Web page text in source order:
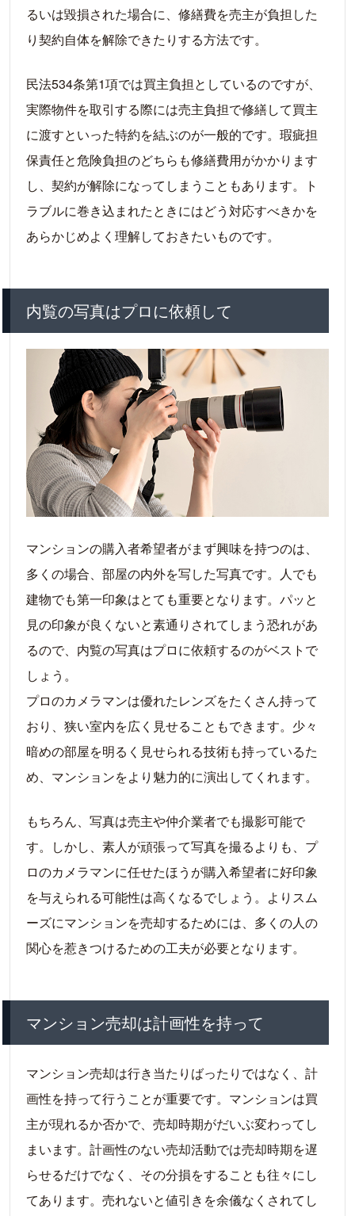
るいは毀損された場合に、修繕費を売主が負担した
り契約自体を解除できたりする方法です。
民法534条第1項では買主負担としているのですが、
実際物件を取引する際には売主負担で修繕して買主
に渡すといった特約を結ぶのが一般的です。瑕疵担
保責任と危険負担のどちらも修繕費用がかかります
し、契約が解除になってしまうこともあります。ト
ラブルに巻き込まれたときにはどう対応すべきかを
あらかじめよく理解しておきたいものです。
内覧の写真はプロに依頼して
マンションの購入者希望者がまず興味を持つのは、
多くの場合、部屋の内外を写した写真です。人でも
建物でも第一印象はとても重要となります。パッと
見の印象が良くないと素通りされてしまう恐れがあ
るので、内覧の写真はプロに依頼するのがベストで
しょう。
プロのカメラマンは優れたレンズをたくさん持って
おり、狭い室内を広く見せることもできます。少々
暗めの部屋を明るく見せられる技術も持っているた
め、マンションをより魅力的に演出してくれます。
もちろん、写真は売主や仲介業者でも撮影可能で
す。しかし、素人が頑張って写真を撮るよりも、プ
ロのカメラマンに任せたほうが購入希望者に好印象
を与えられる可能性は高くなるでしょう。よりスム
ーズにマンションを売却するためには、多くの人の
関心を惹きつけるための工夫が必要となります。
マンション売却は計画性を持って
マンション売却は行き当たりばったりではなく、計
画性を持って行うことが重要です。マンションは買
主が現れるか否かで、売却時期がだいぶ変わってし
まいます。計画性のない売却活動では売却時期を遅
らせるだけでなく、その分損をすることも往々にし
てあります。売れないと値引きを余儀なくされてし